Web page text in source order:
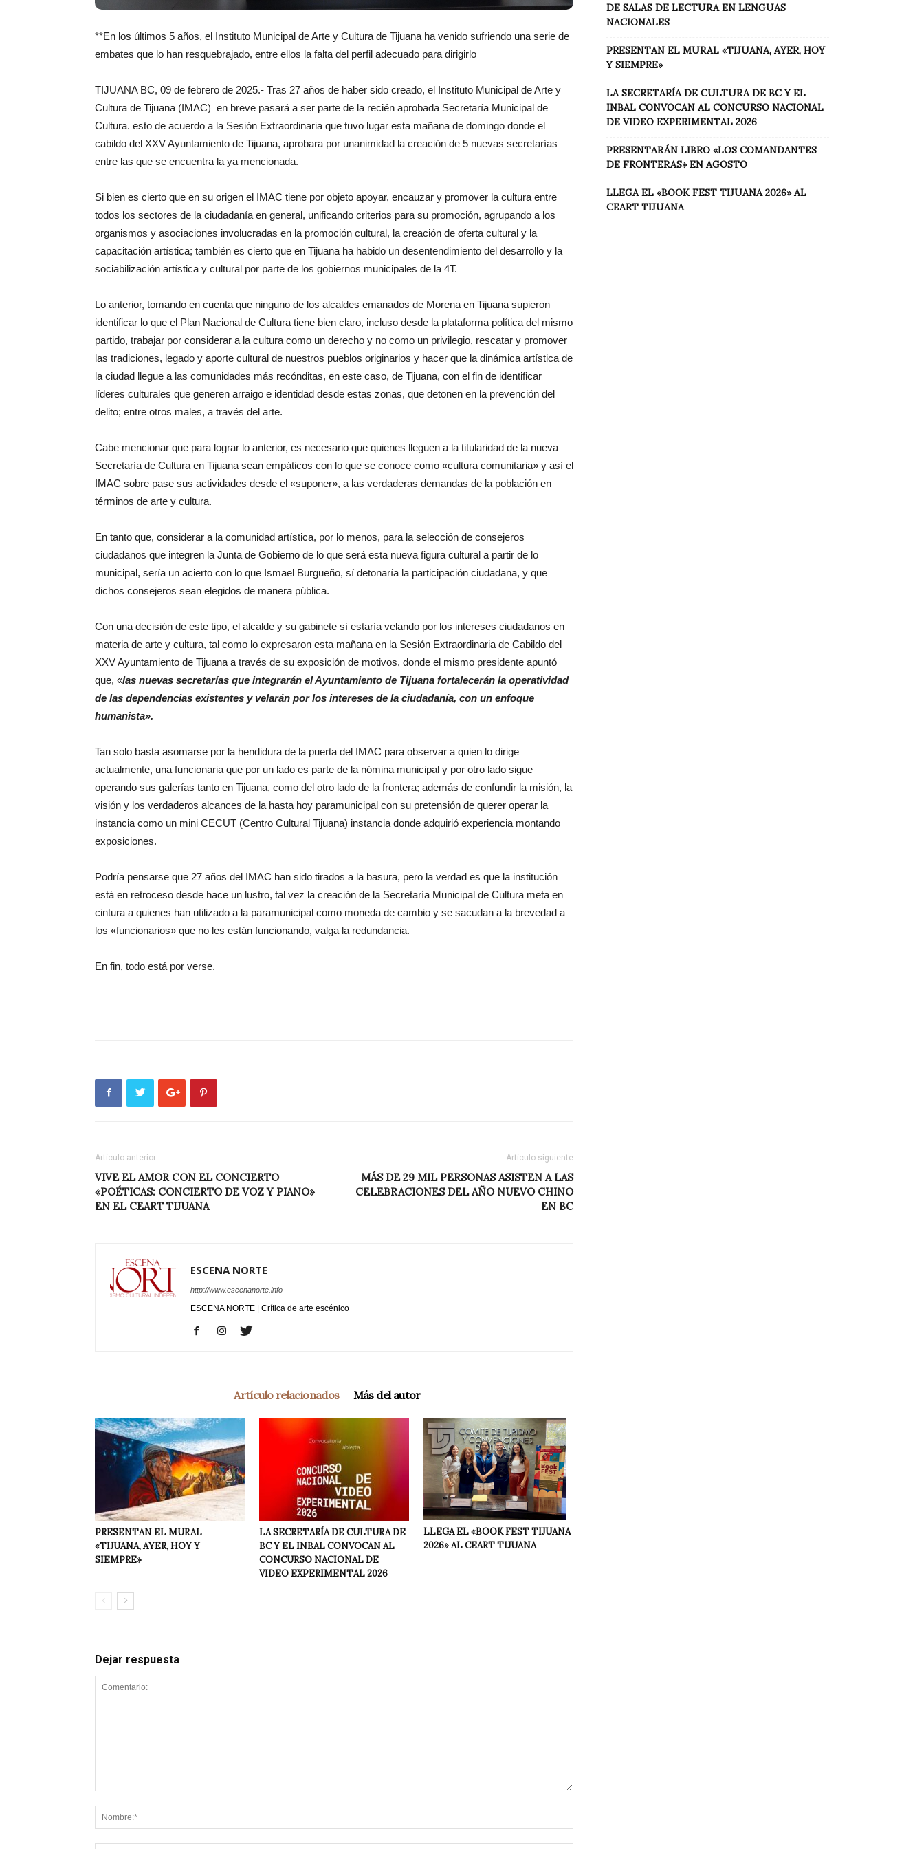
**En los últimos 5 años, el Instituto Municipal de Arte y Cultura de Tijuana ha venido sufriendo una serie de
embates que lo han resquebrajado, entre ellos la falta del perfil adecuado para dirigirlo
TIJUANA BC, 09 de febrero de 2025.- Tras 27 años de haber sido creado, el Instituto Municipal de Arte y
Cultura de Tijuana (IMAC) en breve pasará a ser parte de la recién aprobada Secretaría Municipal de
Cultura. esto de acuerdo a la Sesión Extraordinaria que tuvo lugar esta mañana de domingo donde el
cabildo del XXV Ayuntamiento de Tijuana, aprobara por unanimidad la creación de 5 nuevas secretarías
entre las que se encuentra la ya mencionada.
Si bien es cierto que en su origen el IMAC tiene por objeto apoyar, encauzar y promover la cultura entre
todos los sectores de la ciudadanía en general, unificando criterios para su promoción, agrupando a los
organismos y asociaciones involucradas en la promoción cultural, la creación de oferta cultural y la
capacitación artística; también es cierto que en Tijuana ha habido un desentendimiento del desarrollo y la
sociabilización artística y cultural por parte de los gobiernos municipales de la 4T.
Lo anterior, tomando en cuenta que ninguno de los alcaldes emanados de Morena en Tijuana supieron
identificar lo que el Plan Nacional de Cultura tiene bien claro, incluso desde la plataforma política del mismo
partido, trabajar por considerar a la cultura como un derecho y no como un privilegio, rescatar y promover
las tradiciones, legado y aporte cultural de nuestros pueblos originarios y hacer que la dinámica artística de
la ciudad llegue a las comunidades más recónditas, en este caso, de Tijuana, con el fin de identificar
líderes culturales que generen arraigo e identidad desde estas zonas, que detonen en la prevención del
delito; entre otros males, a través del arte.
Cabe mencionar que para lograr lo anterior, es necesario que quienes lleguen a la titularidad de la nueva
Secretaría de Cultura en Tijuana sean empáticos con lo que se conoce como «cultura comunitaria» y así el
IMAC sobre pase sus actividades desde el «suponer», a las verdaderas demandas de la población en
términos de arte y cultura.
En tanto que, considerar a la comunidad artística, por lo menos, para la selección de consejeros
ciudadanos que integren la Junta de Gobierno de lo que será esta nueva figura cultural a partir de lo
municipal, sería un acierto con lo que Ismael Burgueño, sí detonaría la participación ciudadana, y que
dichos consejeros sean elegidos de manera pública.
Con una decisión de este tipo, el alcalde y su gabinete sí estaría velando por los intereses ciudadanos en
materia de arte y cultura, tal como lo expresaron esta mañana en la Sesión Extraordinaria de Cabildo del
XXV Ayuntamiento de Tijuana a través de su exposición de motivos, donde el mismo presidente apuntó
que, «las nuevas secretarías que integrarán el Ayuntamiento de Tijuana fortalecerán la operatividad
de las dependencias existentes y velarán por los intereses de la ciudadanía, con un enfoque
humanista».
Tan solo basta asomarse por la hendidura de la puerta del IMAC para observar a quien lo dirige
actualmente, una funcionaria que por un lado es parte de la nómina municipal y por otro lado sigue
operando sus galerías tanto en Tijuana, como del otro lado de la frontera; además de confundir la misión, la
visión y los verdaderos alcances de la hasta hoy paramunicipal con su pretensión de querer operar la
instancia como un mini CECUT (Centro Cultural Tijuana) instancia donde adquirió experiencia montando
exposiciones.
Podría pensarse que 27 años del IMAC han sido tirados a la basura, pero la verdad es que la institución
está en retroceso desde hace un lustro, tal vez la creación de la Secretaría Municipal de Cultura meta en
cintura a quienes han utilizado a la paramunicipal como moneda de cambio y se sacudan a la brevedad a
los «funcionarios» que no les están funcionando, valga la redundancia.
En fin, todo está por verse.
Artículo anterior
VIVE EL AMOR CON EL CONCIERTO
«POÉTICAS: CONCIERTO DE VOZ Y PIANO»
EN EL CEART TIJUANA
Artículo siguiente
MÁS DE 29 MIL PERSONAS ASISTEN A LAS
CELEBRACIONES DEL AÑO NUEVO CHINO
EN BC
ESCENA NORTE
http://www.escenanorte.info
ESCENA NORTE | Crítica de arte escénico
Artículo relacionados Más del autor
PRESENTAN EL MURAL
«TIJUANA, AYER, HOY Y
SIEMPRE»
LA SECRETARÍA DE CULTURA DE
BC Y EL INBAL CONVOCAN AL
CONCURSO NACIONAL DE
VIDEO EXPERIMENTAL 2026
LLEGA EL «BOOK FEST TIJUANA
2026» AL CEART TIJUANA
Dejar respuesta
DE SALAS DE LECTURA EN LENGUAS
NACIONALES
PRESENTAN EL MURAL «TIJUANA, AYER, HOY
Y SIEMPRE»
LA SECRETARÍA DE CULTURA DE BC Y EL
INBAL CONVOCAN AL CONCURSO NACIONAL
DE VIDEO EXPERIMENTAL 2026
PRESENTARÁN LIBRO «LOS COMANDANTES
DE FRONTERAS» EN AGOSTO
LLEGA EL «BOOK FEST TIJUANA 2026» AL
CEART TIJUANA